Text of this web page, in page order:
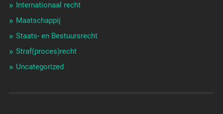
Internationaal recht
Maatschappij
Staats- en Bestuursrecht
Straf(proces)recht
Uncategorized